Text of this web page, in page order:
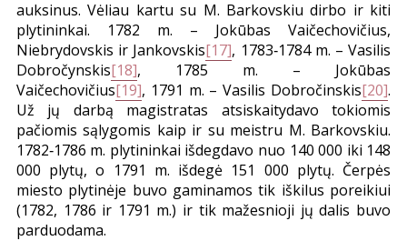
auksinus. Vėliau kartu su M. Barkovskiu dirbo ir kiti
plytininkai. 1782 m. – Jokūbas Vaičechovičius,
Niebrydovskis ir Jankovskis[17], 1783‑1784 m. – Vasilis
Dobročynskis[18], 1785 m. – Jokūbas
Vaičechovičius[19], 1791 m. – Vasilis Dobročinskis[20].
Už jų darbą magistratas atsiskaitydavo tokiomis
pačiomis sąlygomis kaip ir su meistru M. Barkovskiu.
1782‑1786 m. plytininkai išdegdavo nuo 140 000 iki 148
000 plytų, o 1791 m. išdegė 151 000 plytų. Čerpės
miesto plytinėje buvo gaminamos tik iškilus poreikiui
(1782, 1786 ir 1791 m.) ir tik mažesnioji jų dalis buvo
parduodama.